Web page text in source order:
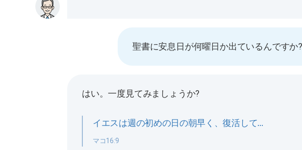
聖書に安息日が何曜日か出ているんですか?
はい。一度見てみましょうか?
イエスは週の初めの日の朝早く、復活して…
マコ16:9